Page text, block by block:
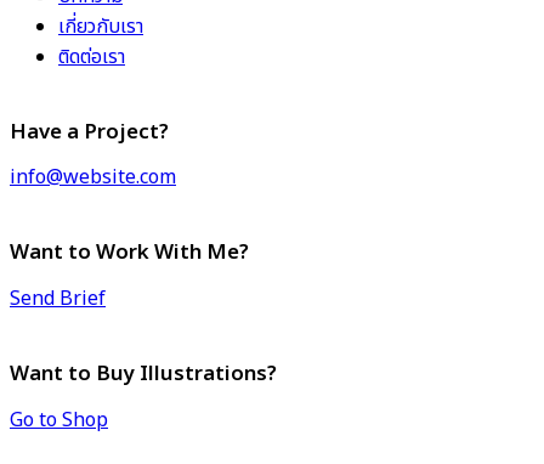
เกี่ยวกับเรา
ติดต่อเรา
Have a Project?
info@website.com
Want to Work With Me?
Send Brief
Want to Buy Illustrations?
Go to Shop